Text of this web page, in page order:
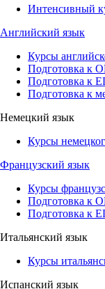
Интенсивный
Английский язык
Курсы
Подготовка к
Подготовка к
Подготовка к
Немецкий язык
Курсы
Французский язык
Курсы
Подготовка к
Подготовка к
Итальянский язык
Курсы
Испанский язык